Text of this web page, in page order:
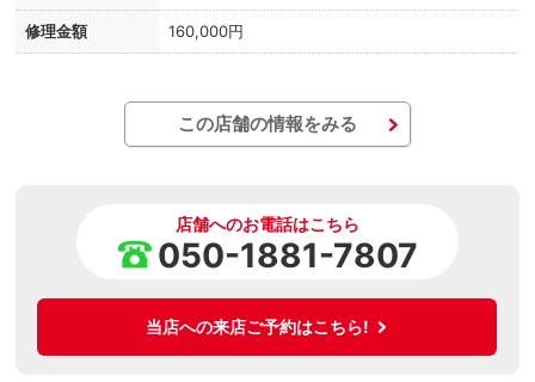
修理金額 160,000円
この店舗の情報をみる
店舗へのお電話はこちら
050-1881-7807
当店への来店ご予約はこちら!